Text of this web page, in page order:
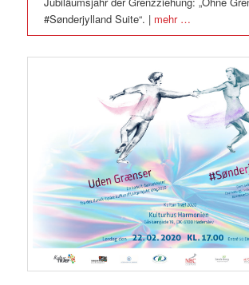
#Sønderjylland Suite“. | mehr …